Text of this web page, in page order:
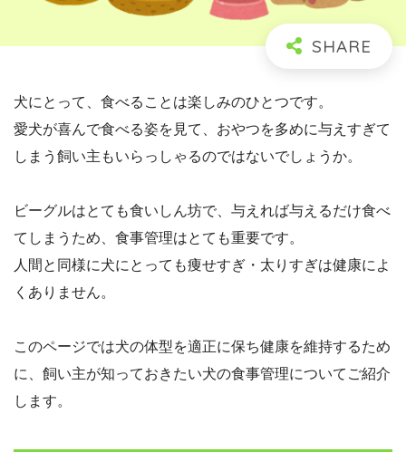
犬にとって、食べることは楽しみのひとつです。
愛犬が喜んで食べる姿を見て、おやつを多めに与えすぎて
しまう飼い主もいらっしゃるのではないでしょうか。
ビーグルはとても食いしん坊で、与えれば与えるだけ食べ
てしまうため、食事管理はとても重要です。
人間と同様に犬にとっても痩せすぎ・太りすぎは健康によ
くありません。
このページでは犬の体型を適正に保ち健康を維持するため
に、飼い主が知っておきたい犬の食事管理についてご紹介
します。